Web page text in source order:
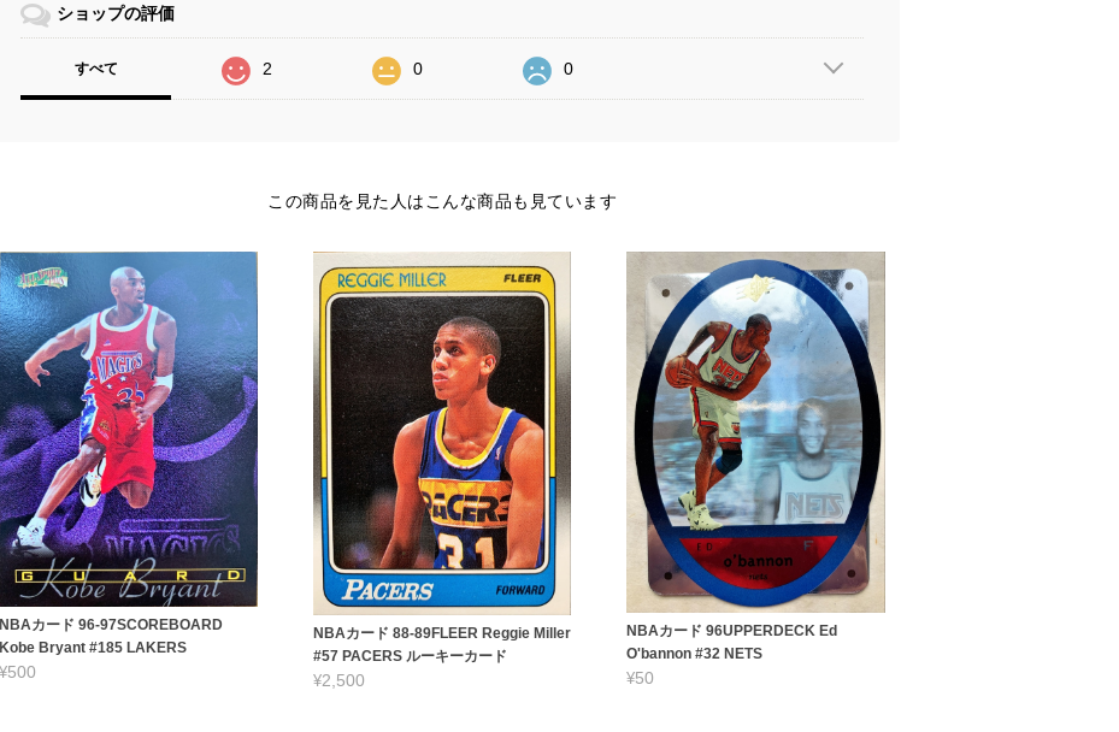
ショップの評価
すべて 2 0 0
この商品を見た人はこんな商品も見ています
NBAカード 96-97SCOREBOARD
Kobe Bryant #185 LAKERS
¥500
NBAカード 88-89FLEER Reggie Miller
#57 PACERS ルーキーカード
¥2,500
NBAカード 96UPPERDECK Ed
O'bannon #32 NETS
¥50